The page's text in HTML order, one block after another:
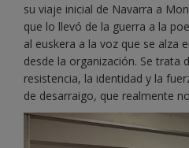
su viaje inicial de Navarra a
que lo llevó de la guerra a la
al euskera a la voz que se alza
desde la organización. Se trata
resistencia, la identidad y la
de desarraigo, que realmente